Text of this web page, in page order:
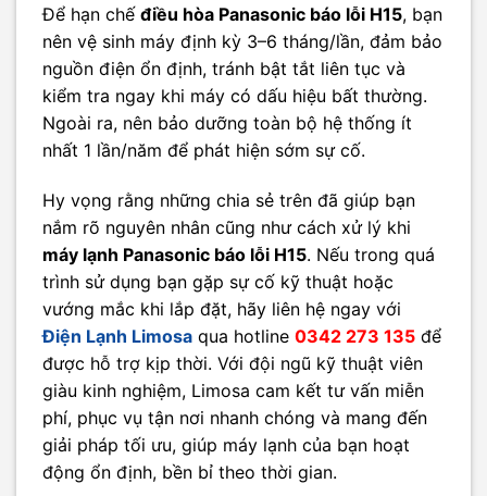
Để hạn chế điều hòa Panasonic báo lỗi H15, bạn
nên vệ sinh máy định kỳ 3–6 tháng/lần, đảm bảo
nguồn điện ổn định, tránh bật tắt liên tục và
kiểm tra ngay khi máy có dấu hiệu bất thường.
Ngoài ra, nên bảo dưỡng toàn bộ hệ thống ít
nhất 1 lần/năm để phát hiện sớm sự cố.
Hy vọng rằng những chia sẻ trên đã giúp bạn
nắm rõ nguyên nhân cũng như cách xử lý khi
máy lạnh Panasonic báo lỗi H15. Nếu trong quá
trình sử dụng bạn gặp sự cố kỹ thuật hoặc
vướng mắc khi lắp đặt, hãy liên hệ ngay với
Điện Lạnh Limosa qua hotline 0342 273 135 để
được hỗ trợ kịp thời. Với đội ngũ kỹ thuật viên
giàu kinh nghiệm, Limosa cam kết tư vấn miễn
phí, phục vụ tận nơi nhanh chóng và mang đến
giải pháp tối ưu, giúp máy lạnh của bạn hoạt
động ổn định, bền bỉ theo thời gian.